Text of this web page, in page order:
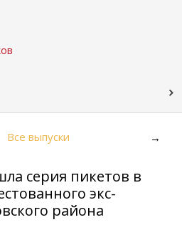
Все выпуски →
серия пикетов в
экс-
района